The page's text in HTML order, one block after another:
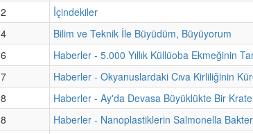
2
İçindekiler
4
Bilim ve Teknik İle Büyüdüm, Büyüyorum
6
Haberler - 5.000 Yıllık Küllüoba Ekmeğinin
7
Haberler - Okyanuslardaki Cıva Kirliliğinin
8
Haberler - Ay'da Devasa Büyüklükte Bir
8
Haberler - Nanoplastiklerin Salmonella